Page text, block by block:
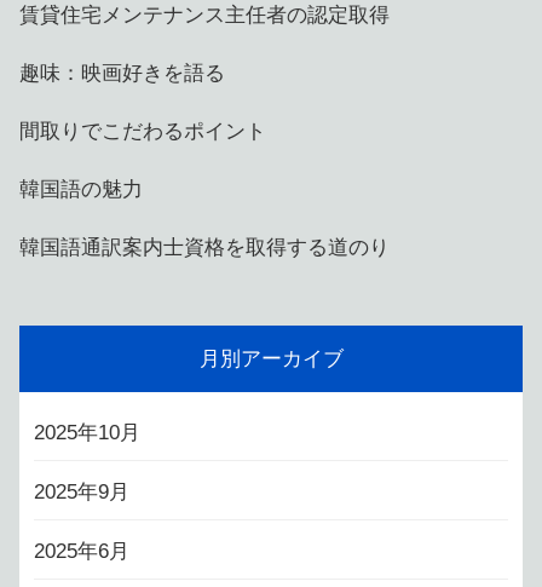
賃貸住宅メンテナンス主任者の認定取得
趣味：映画好きを語る
間取りでこだわるポイント
韓国語の魅力
韓国語通訳案内士資格を取得する道のり
月別アーカイブ
2025年10月
2025年9月
2025年6月